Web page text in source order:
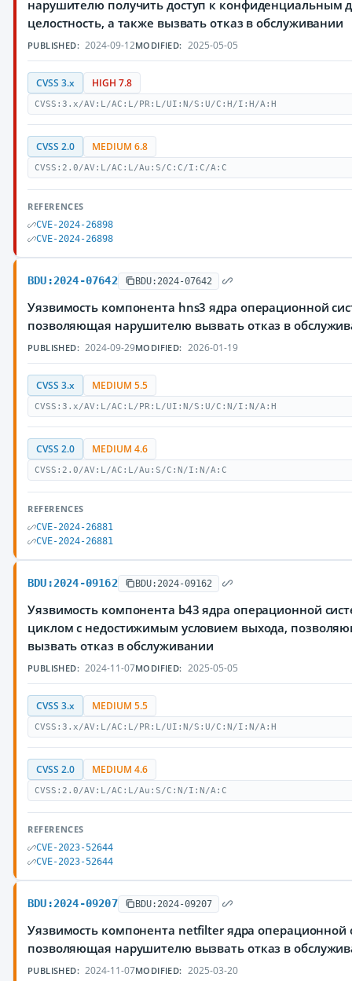
нарушителю получить доступ к конфиденциальным
целостность, а также вызвать отказ в обслуживании
PUBLISHED: 2024-09-12MODIFIED: 2025-05-05
CVSS 3.x HIGH 7.8
CVSS:3.x/AV:L/AC:L/PR:L/UI:N/S:U/C:H/I:H/A:H
CVSS 2.0 MEDIUM 6.8
CVSS:2.0/AV:L/AC:L/Au:S/C:C/I:C/A:C
REFERENCES
CVE-2024-26898
CVE-2024-26898
BDU:2024-07642 BDU:2024-07642
Уязвимость компонента hns3 ядра операционной
позволяющая нарушителю вызвать отказ в
PUBLISHED: 2024-09-29MODIFIED: 2026-01-19
CVSS 3.x MEDIUM 5.5
CVSS:3.x/AV:L/AC:L/PR:L/UI:N/S:U/C:N/I:N/A:H
CVSS 2.0 MEDIUM 4.6
CVSS:2.0/AV:L/AC:L/Au:S/C:N/I:N/A:C
REFERENCES
CVE-2024-26881
CVE-2024-26881
BDU:2024-09162 BDU:2024-09162
Уязвимость компонента b43 ядра операционной
циклом с недостижимым условием выхода,
вызвать отказ в обслуживании
PUBLISHED: 2024-11-07MODIFIED: 2025-05-05
CVSS 3.x MEDIUM 5.5
CVSS:3.x/AV:L/AC:L/PR:L/UI:N/S:U/C:N/I:N/A:H
CVSS 2.0 MEDIUM 4.6
CVSS:2.0/AV:L/AC:L/Au:S/C:N/I:N/A:C
REFERENCES
CVE-2023-52644
CVE-2023-52644
BDU:2024-09207 BDU:2024-09207
Уязвимость компонента netfilter ядра операционной
позволяющая нарушителю вызвать отказ в
PUBLISHED: 2024-11-07MODIFIED: 2025-03-20